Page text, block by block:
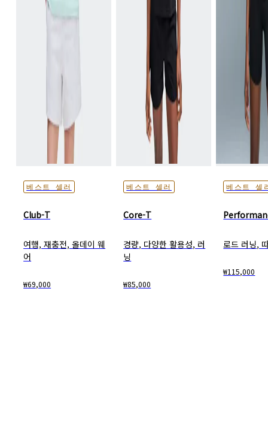
베스트 셀러
Club-T
여행, 재충전, 올데이 웨
어
₩69,000
베스트 셀러
Core-T
경량, 다양한 활용성, 러
닝
₩85,000
베스트 셀
로드 러닝,
₩115,000